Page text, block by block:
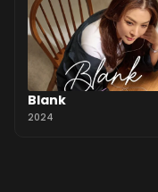
Blank
2024